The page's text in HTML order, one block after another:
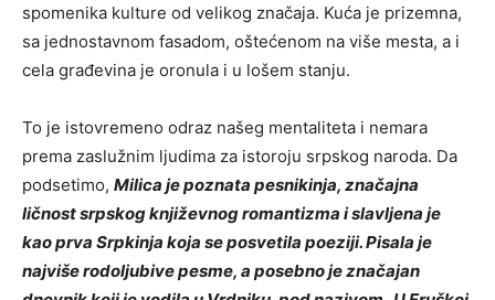
spomenika kulture od velikog značaja. Kuća je prizemna,
sa jednostavnom fasadom, oštećenom na više mesta, a i
cela građevina je oronula i u lošem stanju.
To je istovremeno odraz našeg mentaliteta i nemara
prema zaslužnim ljudima za istoroju srpskog naroda. Da
podsetimo, Milica je poznata pesnikinja, značajna
ličnost srpskog književnog romantizma i slavljena je
kao prva Srpkinja koja se posvetila poeziji. Pisala je
najviše rodoljubive pesme, a posebno je značajan